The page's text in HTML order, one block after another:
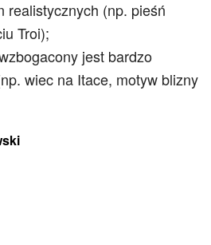
realistycznych (np. pieśń
Troi);
jest bardzo
wiec na Itace, motyw blizny